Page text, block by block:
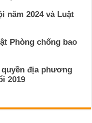
năm 2024 và Luật
Phòng chống bao
địa phương
2019